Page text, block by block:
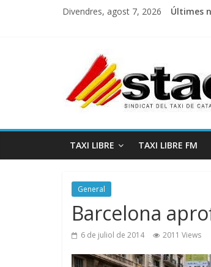
Divendres, agost 7, 2026 Últimes
TAXI LIBRE TAXI LIBRE FM
General
Barcelona
6 de juliol de 2014 2011 Views